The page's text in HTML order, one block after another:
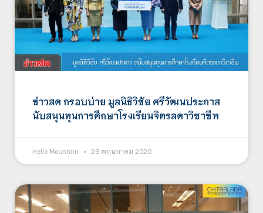
ข่าวสด กรอบบ่าย มูลนิธิวิชัย ศรีวัฒนประภาส
นับสนุนทุนการศึกษาโรงเรียนจิตรลดาวิชาชีพ
Hello Mountain 29 พฤษภาคม 2020